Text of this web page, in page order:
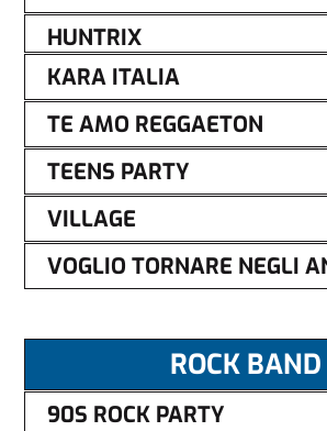
HUNTRIX
KARA ITALIA
TE AMO REGGAETON
TEENS PARTY
VILLAGE
VOGLIO TORNARE NEGLI
ROCK BAND
90S ROCK PARTY